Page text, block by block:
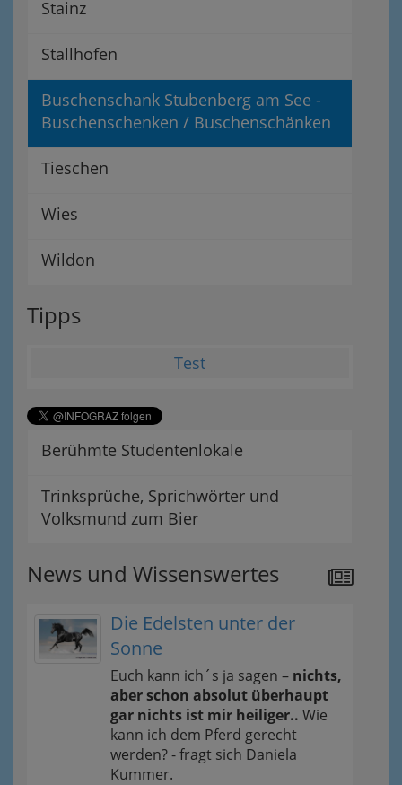
Stainz
Stallhofen
Buschenschank Stubenberg am See -
Buschenschenken / Buschenschänken
Tieschen
Wies
Wildon
Tipps
Test
Berühmte Studentenlokale
Trinksprüche, Sprichwörter und
Volksmund zum Bier
News und Wissenswertes
Die Edelsten unter der
Sonne
Euch kann ich´s ja sagen – nichts,
aber schon absolut überhaupt
gar nichts ist mir heiliger.. Wie
kann ich dem Pferd gerecht
werden? - fragt sich Daniela
Kummer.